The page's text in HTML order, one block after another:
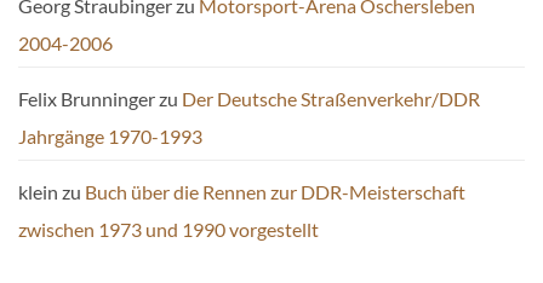
Georg Straubingerzu Motorsport-Arena Oschersleben
2004-2006
Felix Brunningerzu Der Deutsche Straßenverkehr/DDR
Jahrgänge 1970-1993
klein zu Buch über die Rennen zur DDR-Meisterschaft
zwischen 1973 und 1990 vorgestellt